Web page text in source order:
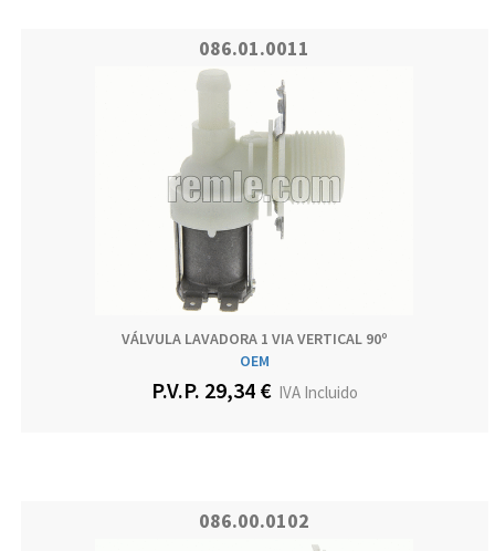
086.01.0011
VÁLVULA LAVADORA 1 VIA VERTICAL 90º
OEM
P.V.P. 29,34 €IVA Incluido
086.00.0102